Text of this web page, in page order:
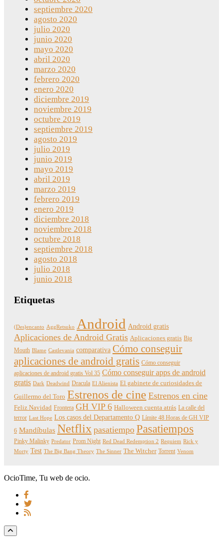
septiembre 2020
agosto 2020
julio 2020
junio 2020
mayo 2020
abril 2020
marzo 2020
febrero 2020
enero 2020
diciembre 2019
noviembre 2019
octubre 2019
septiembre 2019
agosto 2019
julio 2019
junio 2019
mayo 2019
abril 2019
marzo 2019
febrero 2019
enero 2019
diciembre 2018
noviembre 2018
octubre 2018
septiembre 2018
agosto 2018
julio 2018
junio 2018
Etiquetas
(Des)encanto AggRetsuko Android Android gratis
Aplicaciones de Android Gratis Aplicaciones gratis Big
Mouth Blame Castlevania comparativa Cómo conseguir
aplicaciones de android gratis Cómo conseguir
aplicaciones de android gratis Vol 35 Cómo conseguir apps de android
gratis Dark Deadwind Dracula El Alienista El gabinete de curiosidades de
Guillermo del Toro Estrenos de cine Estrenos en cine
Feliz Navidad Frontera GH VIP 6 Halloween cuenta atrás La calle del
terror Last Hope Los casos del Departamento Q Límite 48 Horas de GH VIP
6 Mandíbulas Netflix pasatiempo Pasatiempos
Pinky Malinky Predator Prom Night Red Dead Redemption 2 Requiem Rick y
Morty Test The Big Bang Theory The Sinner The Witcher Torrent Venom
OcioTime, Tu web de ocio.